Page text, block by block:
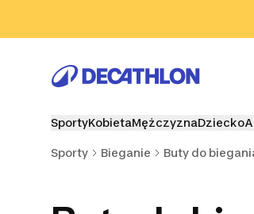
SportyKobietaMężczyznaDziecko
Sporty Bieganie Buty do